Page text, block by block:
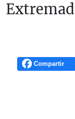
Compartir